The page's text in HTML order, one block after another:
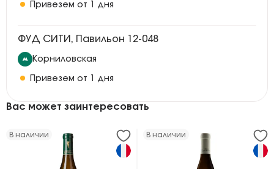
Привезем от 1 дня
ФУД СИТИ, Павильон 12-048
Корниловская
Привезем от 1 дня
Вас может заинтересовать
В наличии В наличии